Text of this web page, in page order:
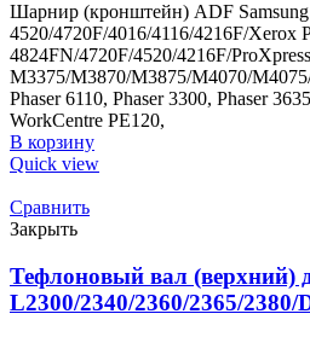
Шарнир (кронштейн) ADF
4520/4720F/4016/4116/4216F/
4824FN/4720F/4520/4216F/
M3375/M3870/M3875/M4070/
Phaser 6110, Phaser 3300, Phaser
WorkCentre PE120,
В корзину
Quick view
Сравнить
Закрыть
Тефлоновый вал (верхний)
L2300/2340/2360/2365/2380/